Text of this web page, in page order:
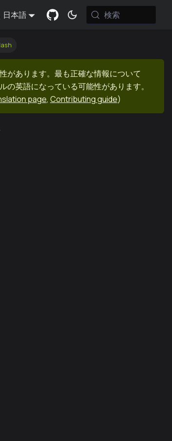
日本語 検索
があります。最も正確な情報について
英語になっている可能性があります。
page, Contributing guide)